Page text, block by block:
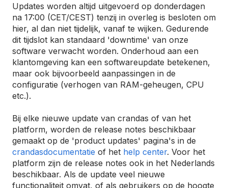
Updates worden altijd uitgevoerd op donderdagen
na 17:00 (CET/CEST) tenzij in overleg is besloten om
hier, al dan niet tijdelijk, vanaf te wijken. Gedurende
dit tijdslot kan standaard 'downtime' van onze
software verwacht worden. Onderhoud aan een
klantomgeving kan een softwareupdate betekenen,
maar ook bijvoorbeeld aanpassingen in de
configuratie (verhogen van RAM-geheugen, CPU
etc.).
Bij elke nieuwe update van crandas of van het
platform, worden de release notes beschikbaar
gemaakt op de 'product updates' pagina's in de
crandasdocumentatie of het help center. Voor het
platform zijn de release notes ook in het Nederlands
beschikbaar. Als de update veel nieuwe
functionaliteit omvat, of als gebruikers op de hoogte